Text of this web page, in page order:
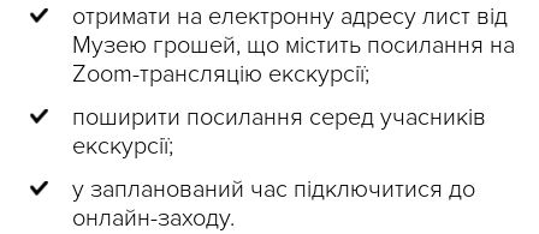
отримати на електронну адресу лист від
Музею грошей, що містить посилання на
Zoom-трансляцію екскурсії;
поширити посилання серед учасників
екскурсії;
у запланований час підключитися до
онлайн-заходу.